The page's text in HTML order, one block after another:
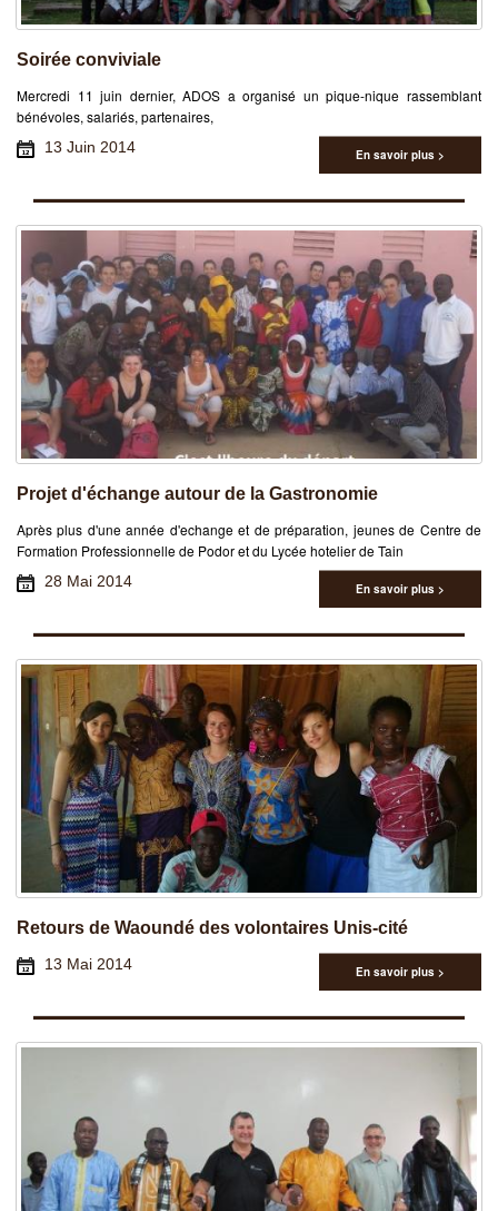
Soirée conviviale
Mercredi 11 juin dernier, ADOS a organisé un pique-nique rassemblant
bénévoles, salariés, partenaires,
13 Juin 2014 En savoir plus >
Projet d'échange autour de la Gastronomie
Après plus d'une année d'echange et de préparation, jeunes de Centre de
Formation Professionnelle de Podor et du Lycée hotelier de Tain
28 Mai 2014 En savoir plus >
Retours de Waoundé des volontaires Unis-cité
13 Mai 2014 En savoir plus >